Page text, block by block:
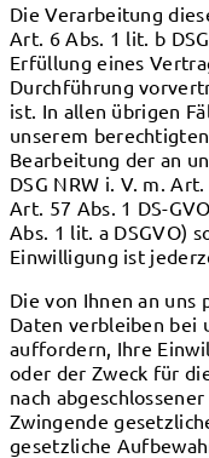
Die Verarbeitung
Art. 6 Abs. 1 lit. b
Erfüllung eines
Durchführung
ist. In allen übrigen
unserem
Bearbeitung der an
DSG NRW i. V. m.
Art. 57 Abs. 1 DS-
Abs. 1 lit. a DSGVO)
Einwilligung ist
Die von Ihnen an uns
Daten verbleiben bei
auffordern, Ihre
oder der Zweck für
nach
Zwingende
gesetzliche